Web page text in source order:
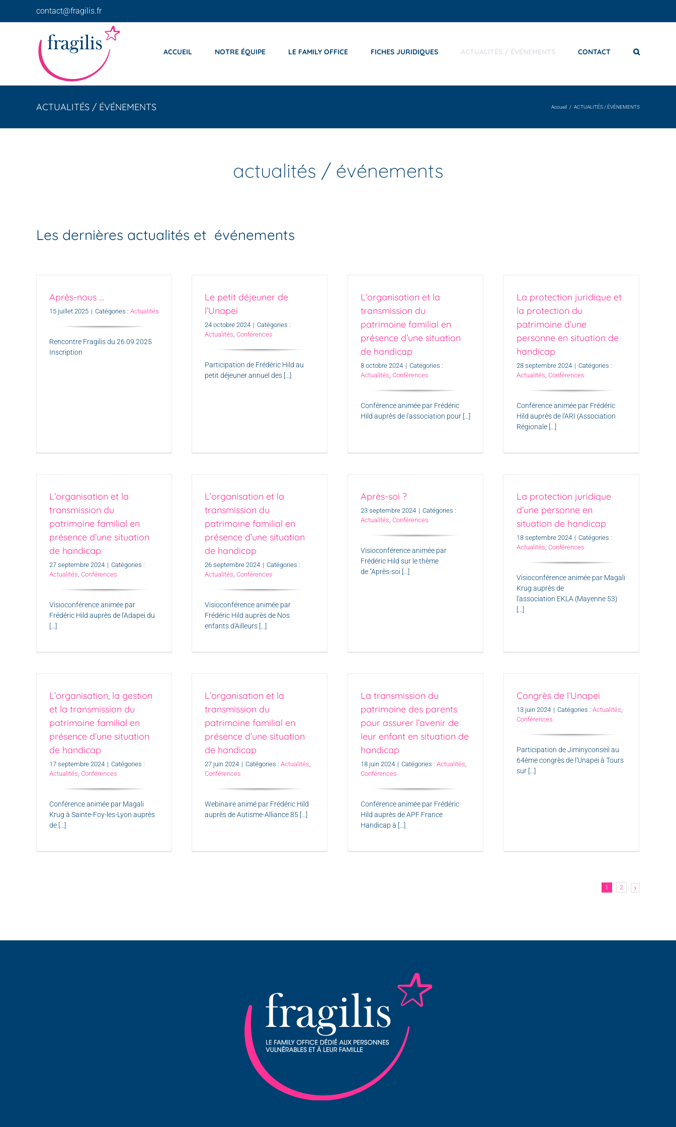
contact@fragilis.fr
ACCUEIL NOTRE ÉQUIPE LE FAMILY OFFICE FICHES JURIDIQUES ACTUALITÉS / ÉVÉNEMENTS CONTACT
ACTUALITÉS / ÉVÉNEMENTS Accueil ACTUALITÉS / ÉVÉNEMENTS
actualités / événements
Les dernières actualités et événements
Après-nous …
15 juillet 2025 | Catégories : Actualités
Rencontre Fragilis du 26.09.2025
Inscription
Le petit déjeuner de
l’Unapei
24 octobre 2024 | Catégories :
Actualités, Conférences
Participation de Frédéric Hild au
petit déjeuner annuel des [...]
L’organisation et la
transmission du
patrimoine familial en
présence d’une situation
de handicap
8 octobre 2024 | Catégories :
Actualités, Conférences
Conférence animée par Frédéric
Hild auprès de l'association pour [...]
La protection juridique et
la protection du
patrimoine d’une
personne en situation de
handicap
28 septembre 2024 | Catégories :
Actualités, Conférences
Conférence animée par Frédéric
Hild auprès de l'ARI (Association
Régionale [...]
L’organisation et la
transmission du
patrimoine familial en
présence d’une situation
de handicap
27 septembre 2024 | Catégories :
Actualités, Conférences
Visioconférence animée par
Frédéric Hild auprès de l'Adapei du
[...]
L’organisation et la
transmission du
patrimoine familial en
présence d’une situation
de handicap
26 septembre 2024 | Catégories :
Actualités, Conférences
Visioconférence animée par
Frédéric Hild auprès de Nos
enfants d'Ailleurs [...]
Après-soi ?
23 septembre 2024 | Catégories :
Actualités, Conférences
Visioconférence animée par
Frédéric Hild sur le thème
de "Après-soi [...]
La protection juridique
d’une personne en
situation de handicap
18 septembre 2024 | Catégories :
Actualités, Conférences
Visioconférence animée par Magali
Krug auprès de
l'association EKLA (Mayenne 53)
[...]
L’organisation, la gestion
et la transmission du
patrimoine familial en
présence d’une situation
de handicap
17 septembre 2024 | Catégories :
Actualités, Conférences
Conférence animée par Magali
Krug à Sainte-Foy-les-Lyon auprès
de [...]
L’organisation et la
transmission du
patrimoine familial en
présence d’une situation
de handicap
27 juin 2024 | Catégories : Actualités,
Conférences
Webinaire animé par Frédéric Hild
auprès de Autisme-Alliance 85 [...]
La transmission du
patrimoine des parents
pour assurer l’avenir de
leur enfant en situation de
handicap
18 juin 2024 | Catégories : Actualités,
Conférences
Conférence animée par Frédéric
Hild auprès de APF France
Handicap à [...]
Congrès de l’Unapei
13 juin 2024 | Catégories : Actualités,
Conférences
Participation de Jiminyconseil au
64ème congrès de l'Unapei à Tours
sur [...]
1 2